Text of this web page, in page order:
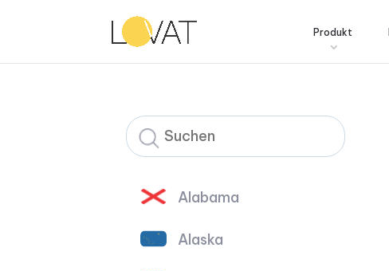
Produkt
Alabama
Alaska